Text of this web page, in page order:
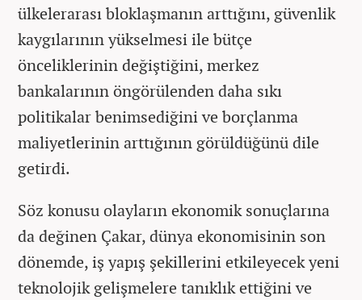
ülkelerarası bloklaşmanın arttığını, güvenlik
kaygılarının yükselmesi ile bütçe
önceliklerinin değiştiğini, merkez
bankalarının öngörülenden daha sıkı
politikalar benimsediğini ve borçlanma
maliyetlerinin arttığının görüldüğünü dile
getirdi.
Söz konusu olayların ekonomik sonuçlarına
da değinen Çakar, dünya ekonomisinin son
dönemde, iş yapış şekillerini etkileyecek yeni
teknolojik gelişmelere tanıklık ettiğini ve